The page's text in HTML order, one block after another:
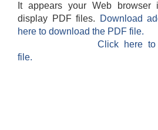
It appears your Web browser
display PDF files.
Download
here to download the PDF file.
Click here
file.